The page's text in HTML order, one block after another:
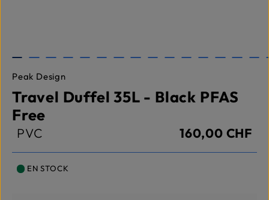
Peak Design
Travel Duffel 35L - Black PFAS
Free
PVC 160,00 CHF
EN STOCK